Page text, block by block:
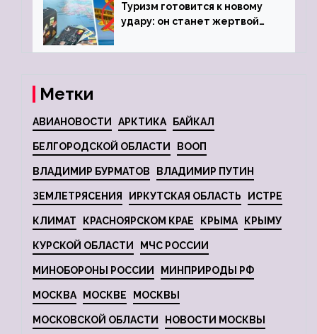
Туризм готовится к новому
удару: он станет жертвой
Метки
АВИАНОВОСТИ АРКТИКА БАЙКАЛ
БЕЛГОРОДСКОЙ ОБЛАСТИ ВООП
ВЛАДИМИР БУРМАТОВ ВЛАДИМИР ПУТИН
ЗЕМЛЕТРЯСЕНИЯ ИРКУТСКАЯ ОБЛАСТЬ ИСТРЕ
КЛИМАТ КРАСНОЯРСКОМ КРАЕ КРЫМА КРЫМУ
КУРСКОЙ ОБЛАСТИ МЧС РОССИИ
МИНОБОРОНЫ РОССИИ МИНПРИРОДЫ РФ
МОСКВА МОСКВЕ МОСКВЫ
МОСКОВСКОЙ ОБЛАСТИ НОВОСТИ МОСКВЫ